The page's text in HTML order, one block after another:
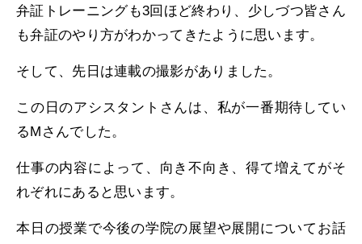
弁証トレーニングも3回ほど終わり、少しづつ皆さん
も弁証のやり方がわかってきたように思います。
そして、先日は連載の撮影がありました。
この日のアシスタントさんは、私が一番期待してい
るMさんでした。
仕事の内容によって、向き不向き、得て増えてがそ
れぞれにあると思います。
本日の授業で今後の学院の展望や展開についてお話